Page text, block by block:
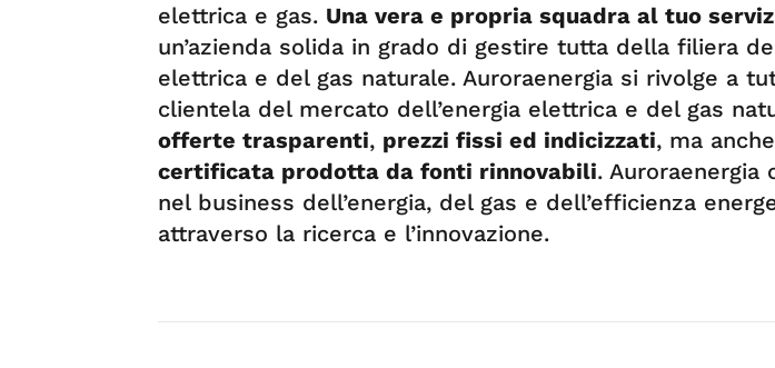
elettrica e gas. Una vera e propria squadra al tuo
un’azienda solida in grado di gestire tutta della filiera
elettrica e del gas naturale. Auroraenergia si rivolge a
clientela del mercato dell’energia elettrica e del gas
offerte trasparenti, prezzi fissi ed indicizzati, ma anche
certificata prodotta da fonti rinnovabili. Auroraenergia
nel business dell’energia, del gas e dell’efficienza
attraverso la ricerca e l’innovazione.